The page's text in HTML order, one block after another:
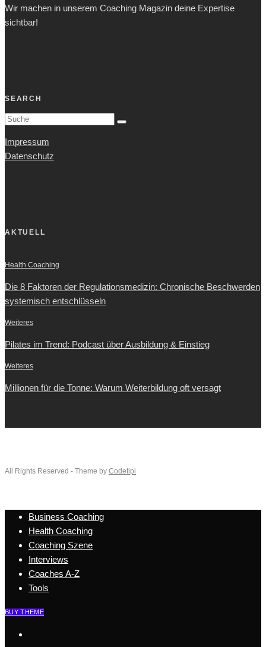
Wir machen in unserem Coaching Magazin deine Expertise
sichtbar!
SEARCH
Impressum
Datenschutz
AKTUELL
Health Coaching
Die 8 Faktoren der Regulationsmedizin: Chronische Beschwerden
systemisch entschlüsseln
Weiteres
Pilates im Trend: Podcast über Ausbildung & Einstieg
Weiteres
Millionen für die Tonne: Warum Weiterbildung oft versagt
All Rights Reserved - Theme by Codetipi
Business Coaching
Health Coaching
Coaching Szene
Interviews
Coaches A-Z
Tools
BUY THEME